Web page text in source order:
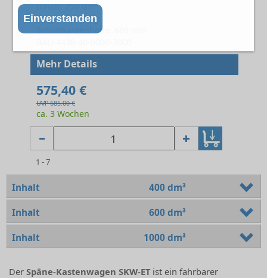
Einverstanden
Inhalt: 250 dm³
Traglast: 300 kg
Schüttkantenhöhe: 680 mm
Mehr Details
575,40 €
UVP 685.00 €
ca. 3 Wochen
1 - 7
Inhalt 400 dm³
Inhalt 600 dm³
Inhalt 1000 dm³
DerSpäne-Kastenwagen SKW-ET ist ein fahrbarer